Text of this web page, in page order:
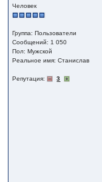
Человек
Группа: Пользователи
Сообщений: 1 050
Пол: Мужской
Реальное имя: Станислав
Репутация: 3